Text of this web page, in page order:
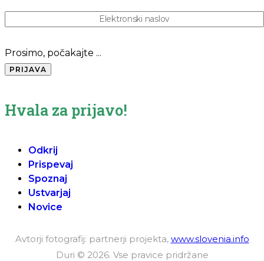
Prosimo, počakajte ...
Hvala za prijavo!
Odkrij
Prispevaj
Spoznaj
Ustvarjaj
Novice
Avtorji fotografij: partnerji projekta, www.slovenia.info
Duri © 2026. Vse pravice pridržane